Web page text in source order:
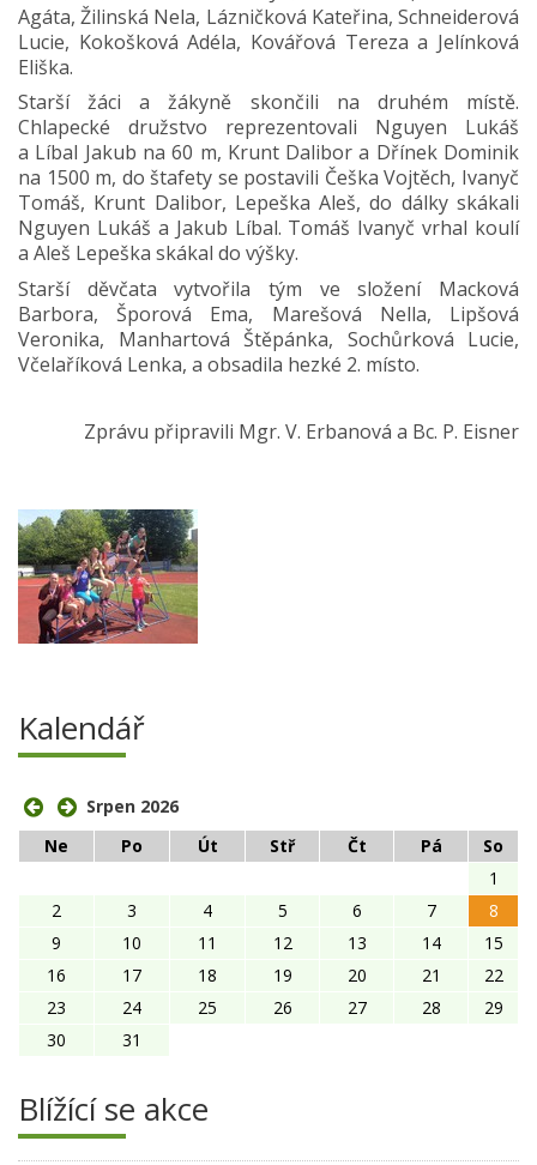
Agáta, Žilinská Nela, Lázničková Kateřina, Schneiderová
Lucie, Kokošková Adéla, Kovářová Tereza a Jelínková
Eliška.
Starší žáci a žákyně skončili na druhém místě.
Chlapecké družstvo reprezentovali Nguyen Lukáš
a Líbal Jakub na 60 m, Krunt Dalibor a Dřínek Dominik
na 1500 m, do štafety se postavili Češka Vojtěch, Ivanyč
Tomáš, Krunt Dalibor, Lepeška Aleš, do dálky skákali
Nguyen Lukáš a Jakub Líbal. Tomáš Ivanyč vrhal koulí
a Aleš Lepeška skákal do výšky.
Starší děvčata vytvořila tým ve složení Macková
Barbora, Šporová Ema, Marešová Nella, Lipšová
Veronika, Manhartová Štěpánka, Sochůrková Lucie,
Včelaříková Lenka, a obsadila hezké 2. místo.
Zprávu připravili Mgr. V. Erbanová a Bc. P. Eisner
Kalendář
Srpen 2026
Ne
Po Út Stř Čt Pá
So
1
2
3 4 5 6 7
8
9
10 11 12 13 14
15
16
17 18 19 20 21
22
23
24 25 26 27 28
29
30
31
Blížící se akce